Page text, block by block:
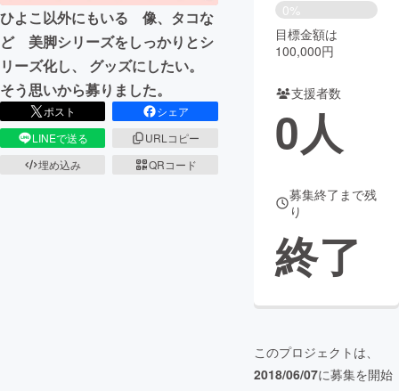
映像・映画 書籍・雑誌
ビジネス・起業 チャレンジ
まちづくり・地域活性化
CAMPFIRE Creation
コミュニティ
ひよこ以外にもいる 像、タコな
ど 美脚シリーズをしっかりとシ
リーズ化し、 グッズにしたい。
そう思いから募りました。
ポスト
シェア
LINEで送る
URLコピー
埋め込み
QRコード
0%
目標金額は
100,000円
支援者数
0人
募集終了まで残
り
終了
このプロジェクトは、
2018/06/07に募集を開始